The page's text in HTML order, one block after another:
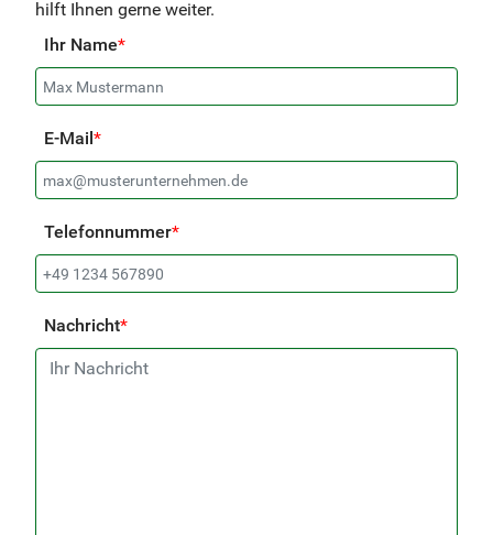
hilft Ihnen gerne weiter.
Ihr Name*
E-Mail*
Telefonnummer*
Nachricht*